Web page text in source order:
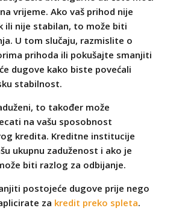
vrijeme. Ako vaš prihod nije
ili nije stabilan, to može biti
U tom slučaju, razmislite o
prihoda ili pokušajte smanjiti
dugove kako biste povećali
stabilnost.
to također može
na vašu sposobnost
kredita. Kreditne institucije
ukupnu zaduženost i ako je
biti razlog za odbijanje.
postojeće dugove prije nego
za kredit preko spleta.